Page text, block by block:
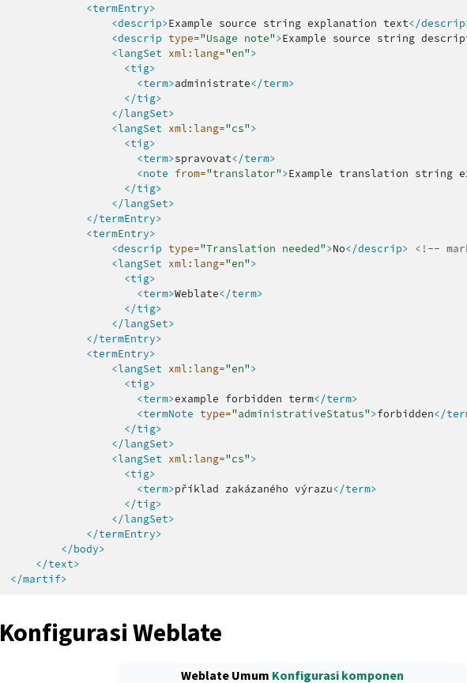
<termEntry>
<descrip>Example source string explanation text</
<descrip type="Usage note">Example source string
<langSet xml:lang="en">
<tig>
<term>administrate</term>
</tig>
</langSet>
<langSet xml:lang="cs">
<tig>
<term>spravovat</term>
<note from="translator">Example translation string
</tig>
</langSet>
</termEntry>
<termEntry>
<descrip type="Translation needed">No</descrip> <!--
<langSet xml:lang="en">
<tig>
<term>Weblate</term>
</tig>
</langSet>
</termEntry>
<termEntry>
<langSet xml:lang="en">
<tig>
<term>example forbidden term</term>
<termNote type="administrativeStatus">forbidden</
</tig>
</langSet>
<langSet xml:lang="cs">
<tig>
<term>příklad zakázaného výrazu</term>
</tig>
</langSet>
</termEntry>
</body>
</text>
</martif>
Konfigurasi Weblate
Weblate Umum Konfigurasi komponen